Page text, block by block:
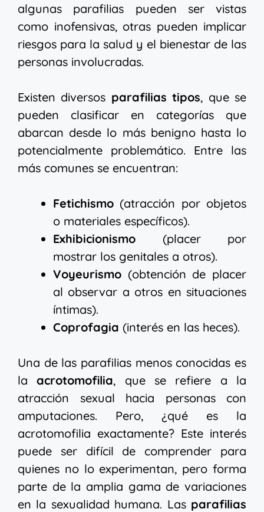
algunas parafilias pueden ser vistas
como inofensivas, otras pueden implicar
riesgos para la salud y el bienestar de las
personas involucradas.
Existen diversos parafilias tipos, que se
pueden clasificar en categorías que
abarcan desde lo más benigno hasta lo
potencialmente problemático. Entre las
más comunes se encuentran:
Fetichismo (atracción por objetos
o materiales específicos).
Exhibicionismo (placer por
mostrar los genitales a otros).
Voyeurismo (obtención de placer
al observar a otros en situaciones
íntimas).
Coprofagia (interés en las heces).
Una de las parafilias menos conocidas es
laacrotomofilia, que se refiere a la
atracción sexual hacia personas con
amputaciones. Pero, ¿qué es la
acrotomofilia exactamente? Este interés
puede ser difícil de comprender para
quienes no lo experimentan, pero forma
parte de la amplia gama de variaciones
en la sexualidad humana. Las parafilias